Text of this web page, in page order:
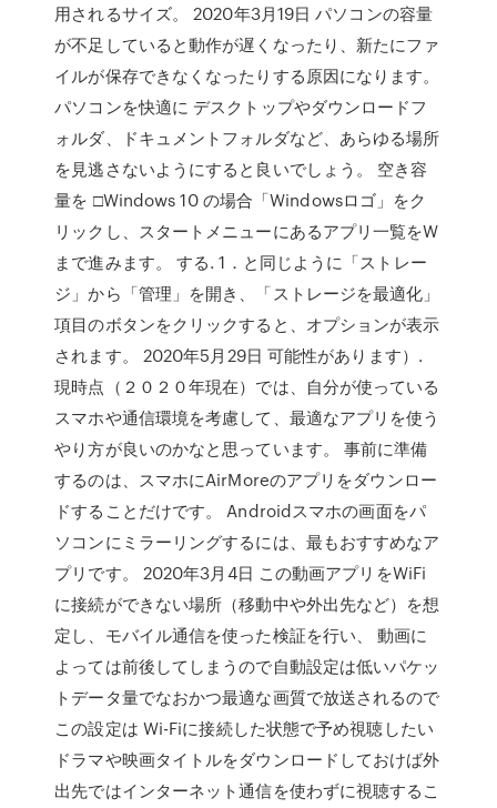
用されるサイズ。 2020年3月19日 パソコンの容量
が不足していると動作が遅くなったり、新たにファ
イルが保存できなくなったりする原因になります。
パソコンを快適に デスクトップやダウンロードフ
ォルダ、ドキュメントフォルダなど、あらゆる場所
を見逃さないようにすると良いでしょう。 空き容
量を □Windows 10 の場合「Windowsロゴ」をク
リックし、スタートメニューにあるアプリ一覧をW
まで進みます。 する. 1．と同じように「ストレー
ジ」から「管理」を開き、「ストレージを最適化」
項目のボタンをクリックすると、オプションが表示
されます。 2020年5月29日 可能性があります）.
現時点（２０２０年現在）では、自分が使っている
スマホや通信環境を考慮して、最適なアプリを使う
やり方が良いのかなと思っています。 事前に準備
するのは、スマホにAirMoreのアプリをダウンロー
ドすることだけです。 Androidスマホの画面をパ
ソコンにミラーリングするには、最もおすすめなア
プリです。 2020年3月4日 この動画アプリをWiFi
に接続ができない場所（移動中や外出先など）を想
定し、モバイル通信を使った検証を行い、 動画に
よっては前後してしまうので自動設定は低いパケッ
トデータ量でなおかつ最適な画質で放送されるので
この設定は Wi-Fiに接続した状態で予め視聴したい
ドラマや映画タイトルをダウンロードしておけば外
出先ではインターネット通信を使わずに視聴するこ